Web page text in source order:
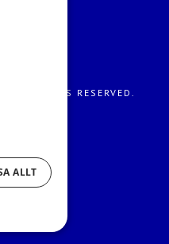
RIGHTS RESERVED.
ALLT